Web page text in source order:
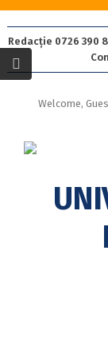
Redacție 0726 390
Welcome,